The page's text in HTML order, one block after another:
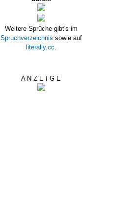
Weitere Sprüche gibt's im
Spruchverzeichnis sowie auf
literally.cc
A N Z E I G E